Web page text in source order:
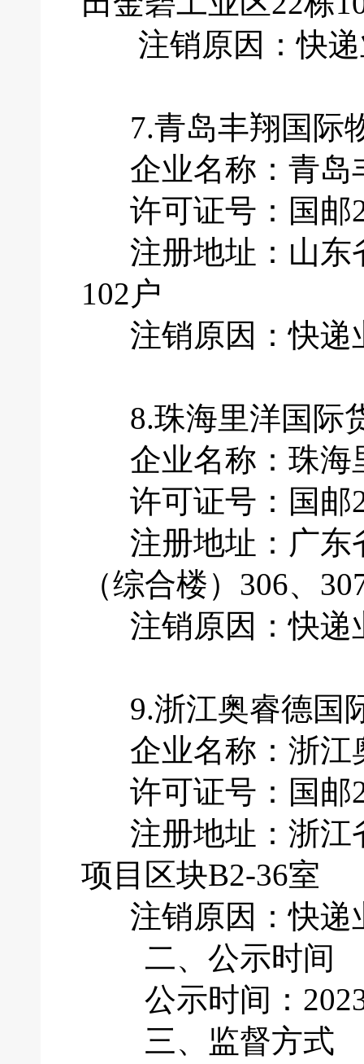
注销原因：快递
7.青岛丰翔国际
企业名称：青岛
许可证号：国邮
注册地址：山东
102户
注销原因：快递
8.珠海里洋国际
企业名称：珠海
许可证号：国邮
注册地址：广东
（综合楼）306、
注销原因：快递
9.浙江奥睿德国
企业名称：浙江
许可证号：国邮
注册地址：浙江
项目区块B2-36室
注销原因：快递
二、公示时间
公示时间：2023
三、监督方式